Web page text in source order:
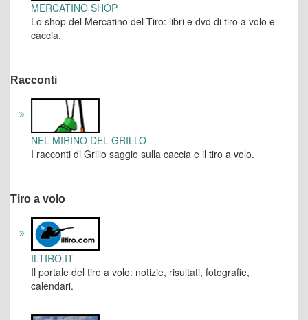
MERCATINO SHOP
Lo shop del Mercatino del Tiro: libri e dvd di tiro a volo e
caccia.
Racconti
NEL MIRINO DEL GRILLO
I racconti di Grillo saggio sulla caccia e il tiro a volo.
Tiro a volo
ILTIRO.IT
Il portale del tiro a volo: notizie, risultati, fotografie,
calendari.